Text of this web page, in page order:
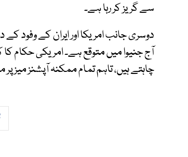
سے گریز کر رہا ہے۔
دوسری جانب امریکا اور ایران کے وفود
آج جنیوا میں متوقع ہے۔ امریکی حکام
چاہتے ہیں، تاہم تمام ممکنہ آپشنز میز پر